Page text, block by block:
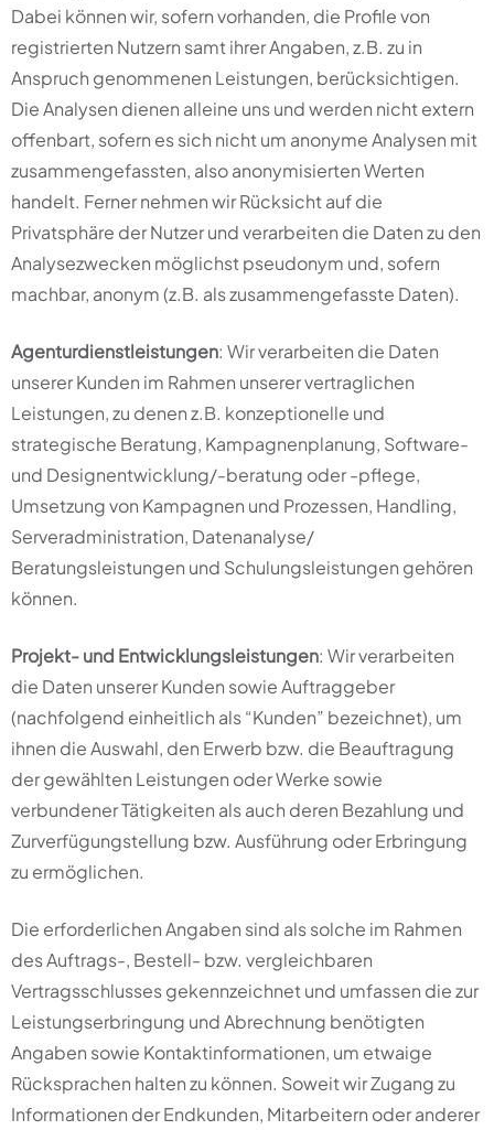
Dabei können wir, sofern vorhanden, die Profile von
registrierten Nutzern samt ihrer Angaben, z.B. zu in
Anspruch genommenen Leistungen, berücksichtigen.
Die Analysen dienen alleine uns und werden nicht extern
offenbart, sofern es sich nicht um anonyme Analysen mit
zusammengefassten, also anonymisierten Werten
handelt. Ferner nehmen wir Rücksicht auf die
Privatsphäre der Nutzer und verarbeiten die Daten zu den
Analysezwecken möglichst pseudonym und, sofern
machbar, anonym (z.B. als zusammengefasste Daten).
Agenturdienstleistungen: Wir verarbeiten die Daten
unserer Kunden im Rahmen unserer vertraglichen
Leistungen, zu denen z.B. konzeptionelle und
strategische Beratung, Kampagnenplanung, Software-
und Designentwicklung/-beratung oder -pflege,
Umsetzung von Kampagnen und Prozessen, Handling,
Serveradministration, Datenanalyse/
Beratungsleistungen und Schulungsleistungen gehören
können.
Projekt- und Entwicklungsleistungen: Wir verarbeiten
die Daten unserer Kunden sowie Auftraggeber
(nachfolgend einheitlich als “Kunden” bezeichnet), um
ihnen die Auswahl, den Erwerb bzw. die Beauftragung
der gewählten Leistungen oder Werke sowie
verbundener Tätigkeiten als auch deren Bezahlung und
Zurverfügungstellung bzw. Ausführung oder Erbringung
zu ermöglichen.
Die erforderlichen Angaben sind als solche im Rahmen
des Auftrags-, Bestell- bzw. vergleichbaren
Vertragsschlusses gekennzeichnet und umfassen die zur
Leistungserbringung und Abrechnung benötigten
Angaben sowie Kontaktinformationen, um etwaige
Rücksprachen halten zu können. Soweit wir Zugang zu
Informationen der Endkunden, Mitarbeitern oder anderer